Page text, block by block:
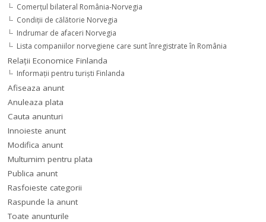
Comerţul bilateral România-Norvegia
Condiții de călătorie Norvegia
Indrumar de afaceri Norvegia
Lista companiilor norvegiene care sunt înregistrate în România
Relaţii Economice Finlanda
Informaţii pentru turişti Finlanda
Afiseaza anunt
Anuleaza plata
Cauta anunturi
Innoieste anunt
Modifica anunt
Multumim pentru plata
Publica anunt
Rasfoieste categorii
Raspunde la anunt
Toate anunturile